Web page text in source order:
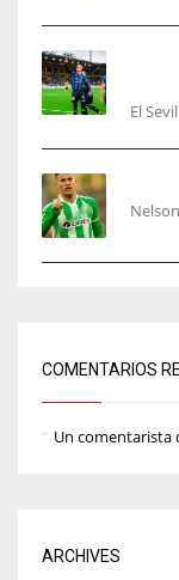
El
COMENTARIOS
Un comentarista
ARCHIVES